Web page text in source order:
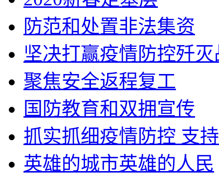
防范和处置非法集资
坚决打赢疫情防控歼灭
聚焦安全返程复工
国防教育和双拥宣传
抓实抓细疫情防控 支
英雄的城市英雄的人民